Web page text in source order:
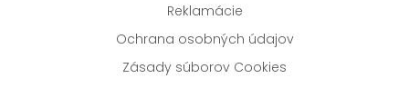
Reklamácie
Ochrana osobných údajov
Zásady súborov Cookies